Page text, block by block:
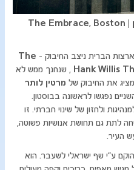
|
The Embrace, Boston
הברית ניצב החיבוק - The
Hank Willis , שנחנך ממש לא
מרטין לותר
נפגשו לראשונה בבוסטון.
ולחזון של שינוי חברתי. זו
לתת גם תחושת אנושיות פשוטה,
העיר.
ע"י שף ישראלי לשעבר. הוא